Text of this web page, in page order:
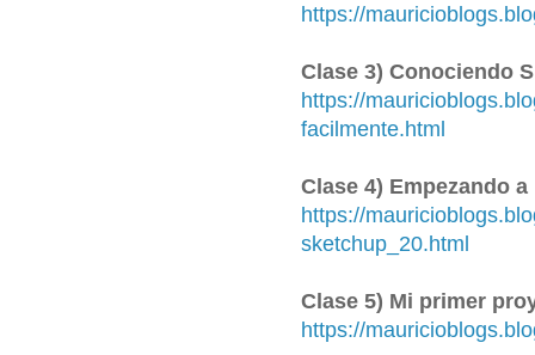
https://
Clase 3) Conociendo
https://
facilmente.html
Clase 4) Empezando
https://
sketchup_20.html
Clase 5) Mi primer
https://